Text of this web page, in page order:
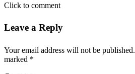
Click to comment
Leave a Reply
Your email address will not be published.
marked *